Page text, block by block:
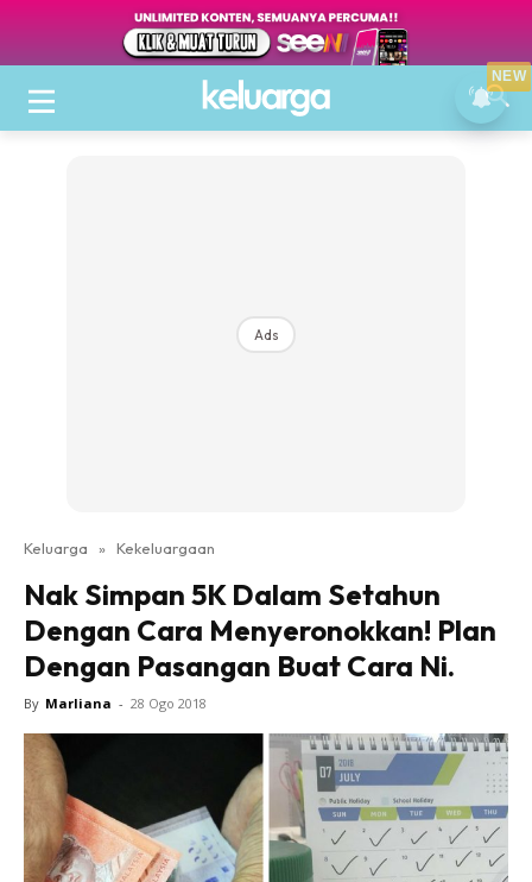
Ads
Keluarga » Kekeluargaan
Nak Simpan 5K Dalam Setahun
Dengan Cara Menyeronokkan! Plan
Dengan Pasangan Buat Cara Ni.
By Marliana - 28 Ogo 2018
NEW